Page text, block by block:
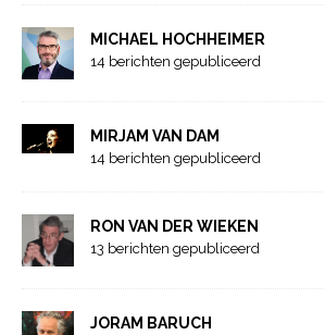
MICHAEL HOCHHEIMER
14 berichten gepubliceerd
MIRJAM VAN DAM
14 berichten gepubliceerd
RON VAN DER WIEKEN
13 berichten gepubliceerd
JORAM BARUCH